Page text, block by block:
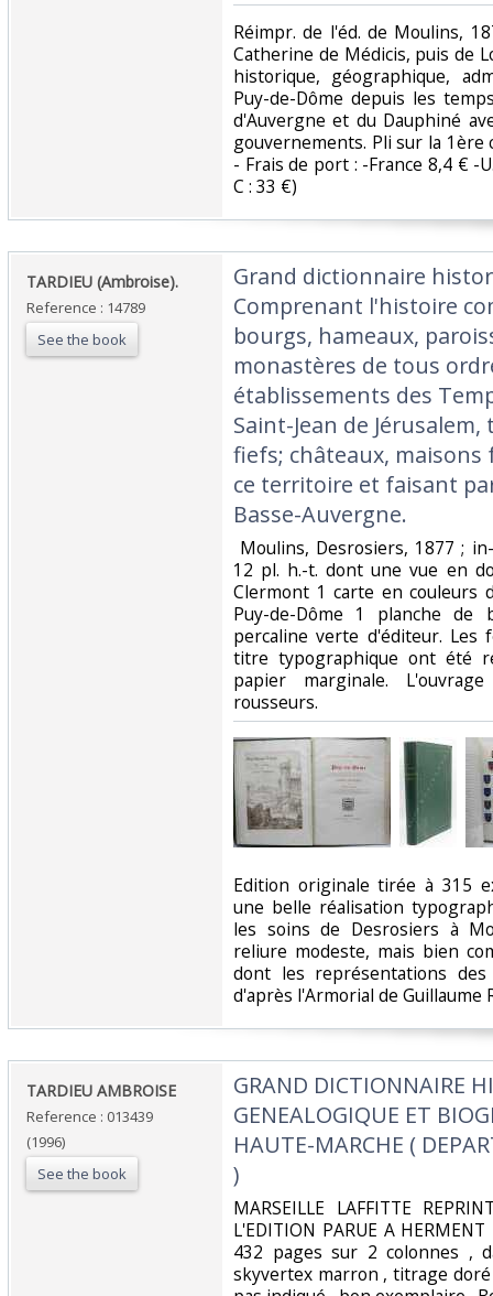
‎Réimpr. de l'éd. de Moulins,
Catherine de Médicis, puis de
historique, géographique,
Puy-de-Dôme depuis les
d'Auvergne et du Dauphiné
gouvernements. Pli sur la 1ère
- Frais de port : -France 8,4 € -
C : 33 €) ‎
‎TARDIEU (Ambroise). ‎
Reference : 14789
See the book
‎Grand dictionnaire
Comprenant l'histoire
bourgs, hameaux,
monastères de tous
établissements des
Saint-Jean de
fiefs; châteaux, maisons
ce territoire et faisant
Basse-Auvergne. ‎
Moulins, Desrosiers, 1877 ;
12 pl. h.-t. dont une vue en
Clermont 1 carte en couleurs
Puy-de-Dôme 1 planche de
percaline verte d'éditeur.
titre typographique ont été
papier marginale.
rousseurs. ‎
‎Edition originale tirée à 315
une belle réalisation
les soins de Desrosiers à
reliure modeste, mais bien
dont les représentations
d'après l'Armorial de Guillaume
‎TARDIEU AMBROISE‎
Reference : 013439
(1996)
See the book
‎GRAND DICTIONNAIRE
GENEALOGIQUE ET
HAUTE-MARCHE (
)‎
‎MARSEILLE LAFFITTE
L'EDITION PARUE A
432 pages sur 2 colonnes ,
skyvertex marron , titrage